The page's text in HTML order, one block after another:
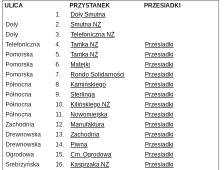
ULICA PRZYSTANEK
PRZESIADKI
1.
Doły Smutna
Doły
2.
Smutna NŻ
Doły
3.
Telefoniczna NŻ
Telefoniczna
4. Tamka NŻ
Przesiadki
Pomorska
5. Tamka NŻ
Przesiadki
Pomorska
6. Matejki
Przesiadki
Pomorska
7. Rondo Solidarności
Przesiadki
Północna
8. Kamińskiego
Przesiadki
Północna
9. Sterlinga
Przesiadki
Północna
10. Kilińskiego NŻ
Przesiadki
Północna
11. Nowomiejska
Przesiadki
Zachodnia
12. Manufaktura
Przesiadki
Drewnowska
13. Zachodnia
Przesiadki
Drewnowska
14. Piwna
Przesiadki
Ogrodowa
15. Cm. Ogrodowa
Przesiadki
Srebrzyńska
16. Kasprzaka NŻ
Przesiadki